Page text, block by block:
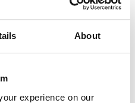
About
experience on our